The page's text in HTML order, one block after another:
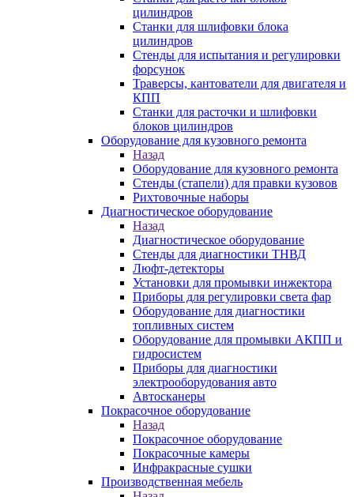
цилиндров
Станки для шлифовки блока
цилиндров
Стенды для испытания и регулировки
форсунок
Траверсы, кантователи для двигателя и
КПП
Станки для расточки и шлифовки
блоков цилиндров
Оборудование для кузовного ремонта
Назад
Оборудование для кузовного ремонта
Стенды (стапели) для правки кузовов
Рихтовочные наборы
Диагностическое оборудование
Назад
Диагностическое оборудование
Стенды для диагностики ТНВД
Люфт-детекторы
Установки для промывки инжектора
Приборы для регулировки света фар
Оборудование для диагностики
топливных систем
Оборудование для промывки АКПП и
гидросистем
Приборы для диагностики
электрооборудования авто
Автосканеры
Покрасочное оборудование
Назад
Покрасочное оборудование
Покрасочные камеры
Инфракрасные сушки
Производственная мебель